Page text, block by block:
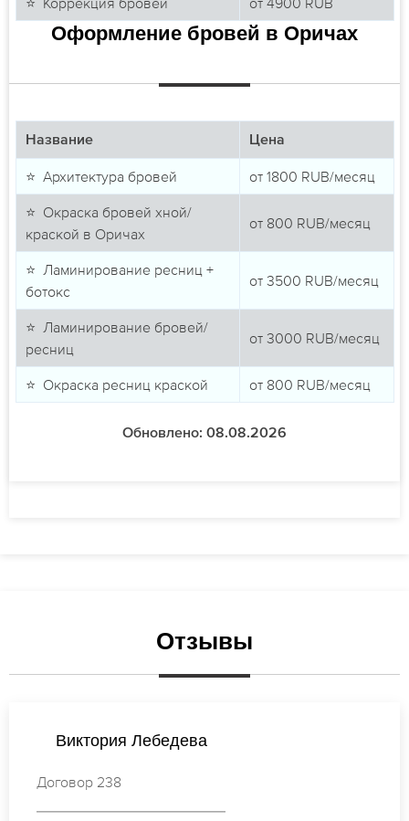
Оформление бровей в Оричах
Название Цена
⭐ Архитектура бровей от 1800 RUB/месяц
⭐ Окраска бровей хной/
краской в Оричах
от 800 RUB/месяц
⭐ Ламинирование ресниц +
ботокс
от 3500 RUB/месяц
⭐ Ламинирование бровей/
ресниц
от 3000 RUB/месяц
⭐ Окраска ресниц краской от 800 RUB/месяц
Обновлено: 08.08.2026
Отзывы
Виктория Смирнова
Договор 128